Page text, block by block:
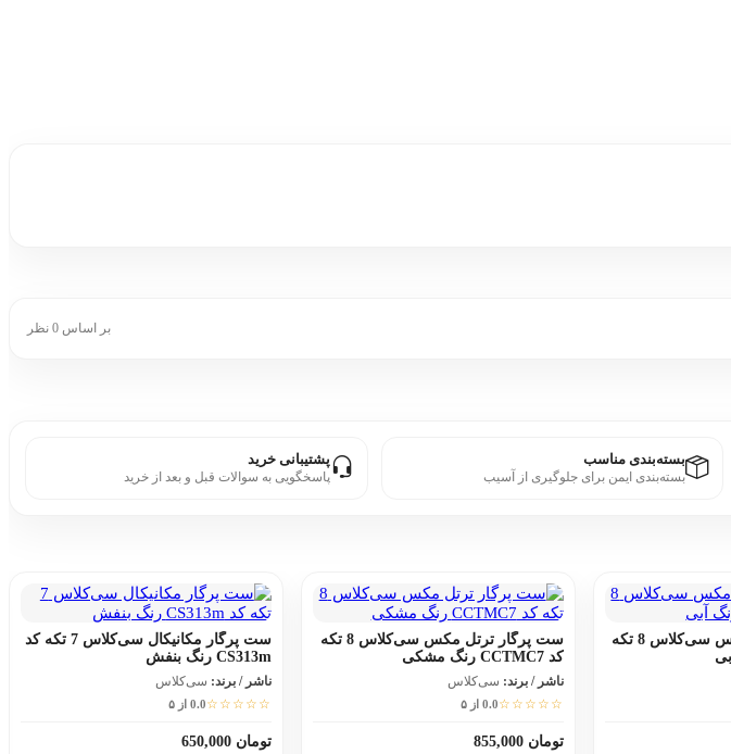
بر اساس 0 نظر
بسته‌بندی مناسب
بسته‌بندی ایمن برای جلوگیری از آسیب
پشتیبانی خرید
پاسخگویی به سوالات قبل و بعد از خرید
ست پرگار ترتل مکس سی‌کلاس 8 تکه
ست پرگار ترتل مکس سی‌کلاس 8 تکه
کد CCTMC7 رنگ مشکی
ناشر / برند: سی‌کلاس
☆☆☆☆☆0.0 از ۵
تومان 855,000
ست پرگار مکانیکال سی‌کلاس 7 تکه کد
CS313m رنگ بنفش
ناشر / برند: سی‌کلاس
☆☆☆☆☆0.0 از ۵
تومان 650,000